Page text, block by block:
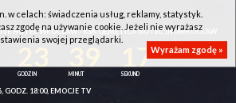
HOTEL WROCŁAW - KSK QEMETICA NOTEĆ INOWROCŁAW
17
GODZ. 18:00, EMOCJE TV
w celach: świadczenia usług, reklamy, statystyk.
zgodę na używanie cookie. Jeżeli nie wyrażasz
swojej przeglądarki.
Wyrażam zgodę »